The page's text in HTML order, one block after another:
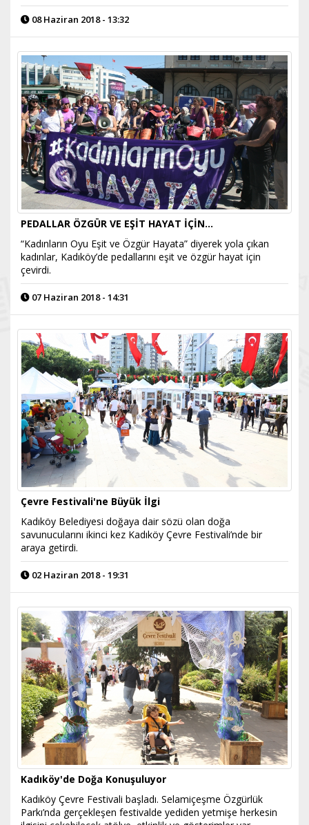
08 Haziran 2018 - 13:32
PEDALLAR ÖZGÜR VE EŞİT HAYAT İÇİN…
“Kadınların Oyu Eşit ve Özgür Hayata” diyerek yola çıkan
kadınlar, Kadıköy’de pedallarını eşit ve özgür hayat için
çevirdi.
07 Haziran 2018 - 14:31
Çevre Festivali'ne Büyük İlgi
Kadıköy Belediyesi doğaya dair sözü olan doğa
savunucularını ikinci kez Kadıköy Çevre Festivali’nde bir
araya getirdi.
02 Haziran 2018 - 19:31
Kadıköy'de Doğa Konuşuluyor
Kadıköy Çevre Festivali başladı. Selamiçeşme Özgürlük
Parkı’nda gerçekleşen festivalde yediden yetmişe herkesin